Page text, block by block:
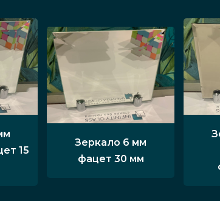
15
Зеркало 6 мм
фацет 30 мм